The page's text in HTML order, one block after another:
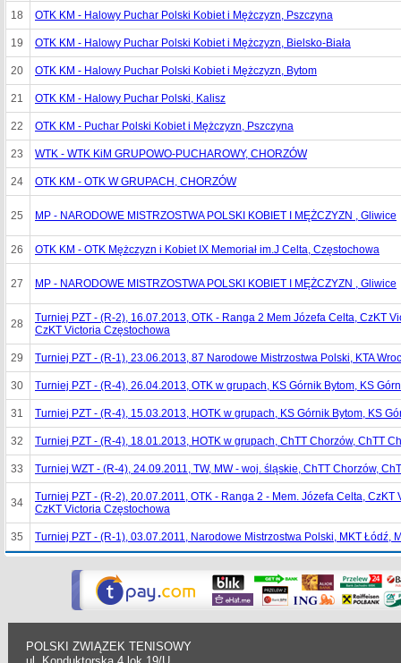
18 OTK KM - Halowy Puchar Polski Kobiet i Mężczyzn, Pszczyna
19 OTK KM - Halowy Puchar Polski Kobiet i Mężczyzn, Bielsko-Biała
20 OTK KM - Halowy Puchar Polski Kobiet i Mężczyzn, Bytom
21 OTK KM - Halowy Puchar Polski, Kalisz
22 OTK KM - Puchar Polski Kobiet i Mężczyzn, Pszczyna
23 WTK - WTK KiM GRUPOWO-PUCHAROWY, CHORZÓW
24 OTK KM - OTK W GRUPACH, CHORZÓW
25 MP - NARODOWE MISTRZOSTWA POLSKI KOBIET I MĘŻCZYZN , Gliwice
26 OTK KM - OTK Mężczyzn i Kobiet IX Memoriał im.J Celta, Częstochowa
27 MP - NARODOWE MISTRZOSTWA POLSKI KOBIET I MĘŻCZYZN , Gliwice
28
Turniej PZT - (R-2), 16.07.2013, OTK - Ranga 2 Mem Józefa Celta, CzKT
CzKT Victoria Częstochowa
29 Turniej PZT - (R-1), 23.06.2013, 87 Narodowe Mistrzostwa Polski, KTA
30 Turniej PZT - (R-4), 26.04.2013, OTK w grupach, KS Górnik Bytom, KS
31 Turniej PZT - (R-4), 15.03.2013, HOTK w grupach, KS Górnik Bytom, KS
32 Turniej PZT - (R-4), 18.01.2013, HOTK w grupach, ChTT Chorzów, ChTT
33 Turniej WZT - (R-4), 24.09.2011, TW, MW - woj. śląskie, ChTT Chorzów,
34
Turniej PZT - (R-2), 20.07.2011, OTK - Ranga 2 - Mem. Józefa Celta, CzKT
CzKT Victoria Częstochowa
35 Turniej PZT - (R-1), 03.07.2011, Narodowe Mistrzostwa Polski, MKT Łódź,
POLSKI ZWIĄZEK TENISOWY